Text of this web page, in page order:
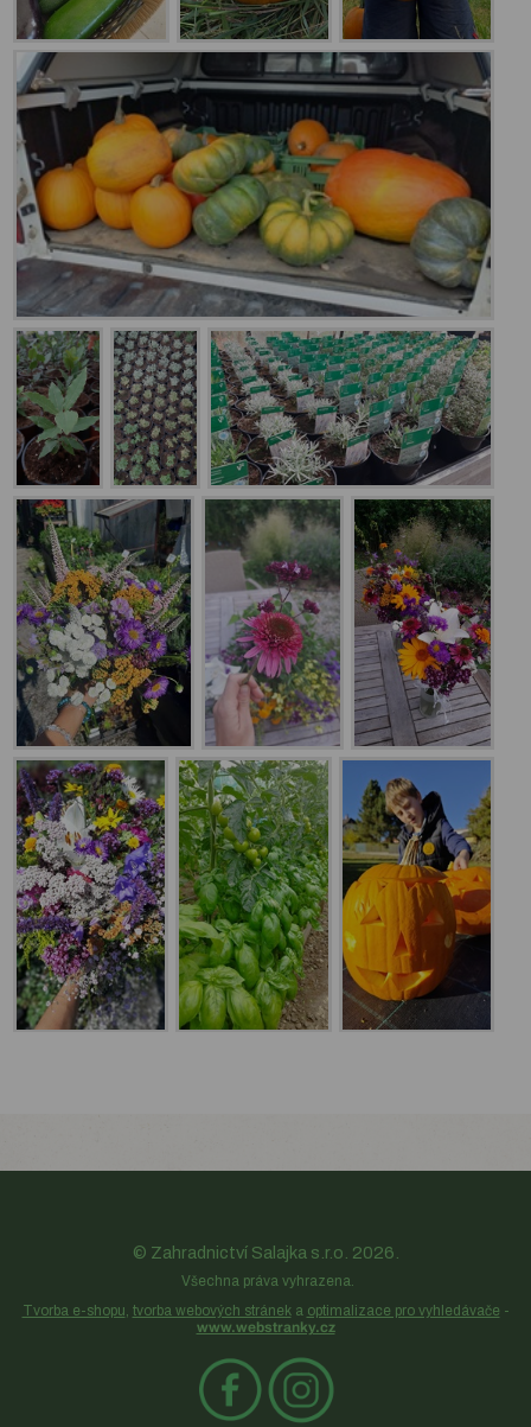
© Zahradnictví Salajka s.r.o. 2026.
Všechna práva vyhrazena.
Tvorba e-shopu, tvorba webových stráneka optimalizace pro vyhledávače -
www.webstranky.cz